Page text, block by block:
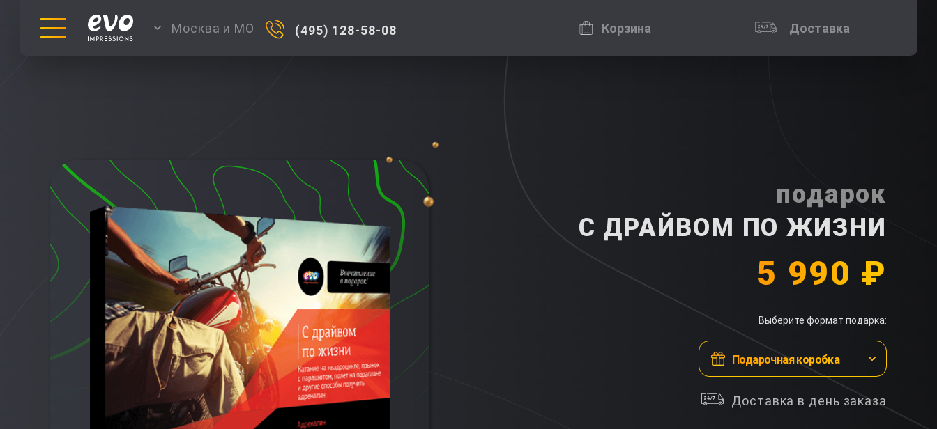
Москва и МО (495) 128-58-08 Корзина Доставка
подарок
С ДРАЙВОМ ПО ЖИЗНИ
5 990 ₽
Выберите формат подарка:
Подарочная коробка
Доставка в день заказа